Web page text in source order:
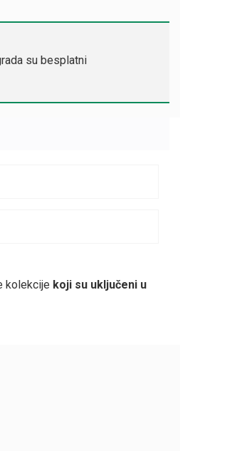
su besplatni
kolekcije koji su uključeni u